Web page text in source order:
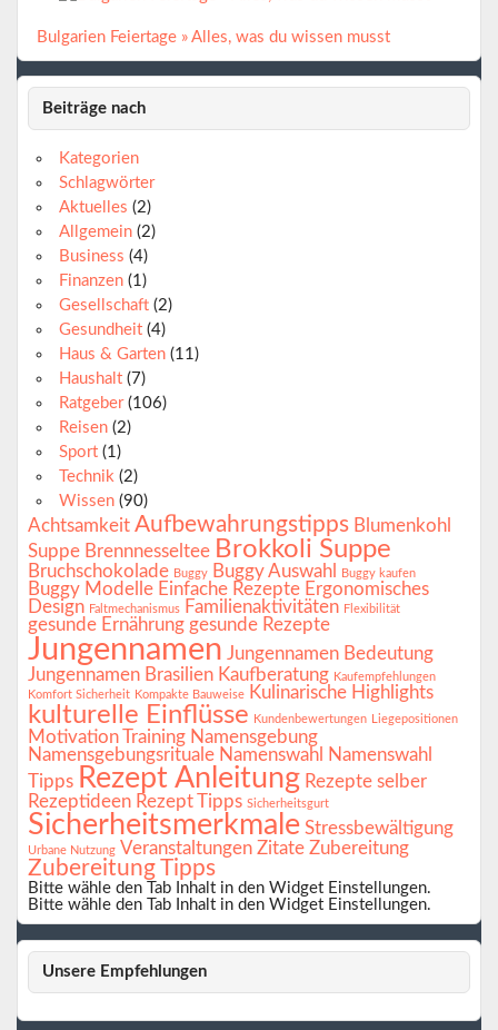
Bulgarien Feiertage » Alles, was du wissen musst
Beiträge nach
Kategorien
Schlagwörter
Aktuelles (2)
Allgemein (2)
Business (4)
Finanzen (1)
Gesellschaft (2)
Gesundheit (4)
Haus & Garten (11)
Haushalt (7)
Ratgeber(106)
Reisen (2)
Sport (1)
Technik (2)
Wissen (90)
Achtsamkeit Aufbewahrungstipps Blumenkohl
Suppe Brennnesseltee Brokkoli Suppe
Bruchschokolade Buggy Buggy Auswahl Buggy kaufen
Buggy Modelle Einfache Rezepte Ergonomisches
Design Faltmechanismus Familienaktivitäten Flexibilität
gesunde Ernährung gesunde Rezepte
Jungennamen Jungennamen Bedeutung
Jungennamen Brasilien Kaufberatung Kaufempfehlungen
Komfort Sicherheit Kompakte Bauweise Kulinarische Highlights
kulturelle Einflüsse Kundenbewertungen Liegepositionen
Motivation Training Namensgebung
Namensgebungsrituale Namenswahl
Namenswahl
Tipps Rezept Anleitung Rezepte selber
Rezeptideen Rezept Tipps Sicherheitsgurt
Sicherheitsmerkmale Stressbewältigung
Urbane Nutzung Veranstaltungen Zitate Zubereitung
Zubereitung Tipps
Bitte wähle den Tab Inhalt in den Widget Einstellungen.
Bitte wähle den Tab Inhalt in den Widget Einstellungen.
Unsere Empfehlungen